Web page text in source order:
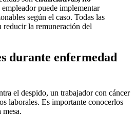
empleador puede implementar
según el caso. Todas las
reducir la remuneración del
durante enfermedad
el despido, un trabajador con cáncer
laborales. Es importante conocerlos
mesa.